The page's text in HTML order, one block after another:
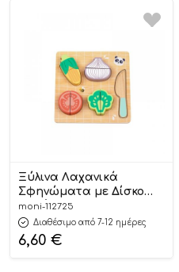
Ξύλινα Λαχανικά
Σφηνώματα με Δίσκο
Κοπής HP020
6976831551445 12m+ – Hi
Pando
moni-112725
Διαθέσιμο από 7-12 ημέρες
6,60 €